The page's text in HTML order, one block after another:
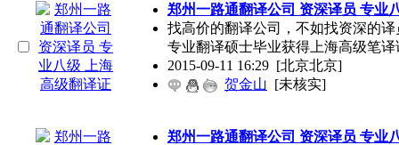
郑州一路通翻译公司 资深译员 专业
找高价的翻译公司，不如找资深的
专业翻译硕士毕业获得上海高级笔译
2015-09-11 16:29 [北京北京]
贺金山 [未核实]
郑州一路通翻译公司 资深译员 专业